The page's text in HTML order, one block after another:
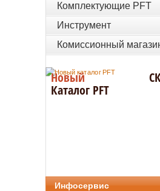
Комплектующие PFT
Инструмент
Комиссионный
Новый
Каталог PFT
Инфосервис